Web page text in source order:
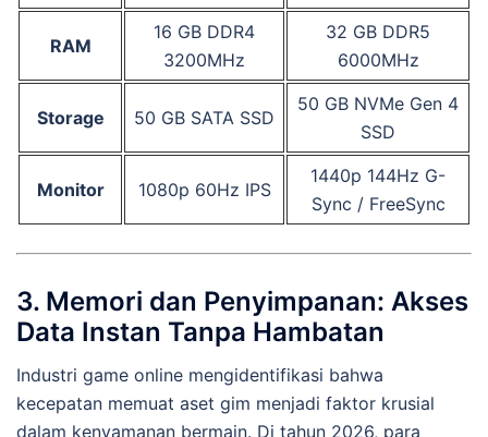
RAM
16 GB DDR4
3200MHz
32 GB DDR5
6000MHz
Storage 50 GB SATA SSD
50 GB NVMe Gen 4
SSD
Monitor 1080p 60Hz IPS
1440p 144Hz G-
Sync / FreeSync
3. Memori dan Penyimpanan: Akses
Data Instan Tanpa Hambatan
Industri game online mengidentifikasi bahwa
kecepatan memuat aset gim menjadi faktor krusial
dalam kenyamanan bermain. Di tahun 2026, para